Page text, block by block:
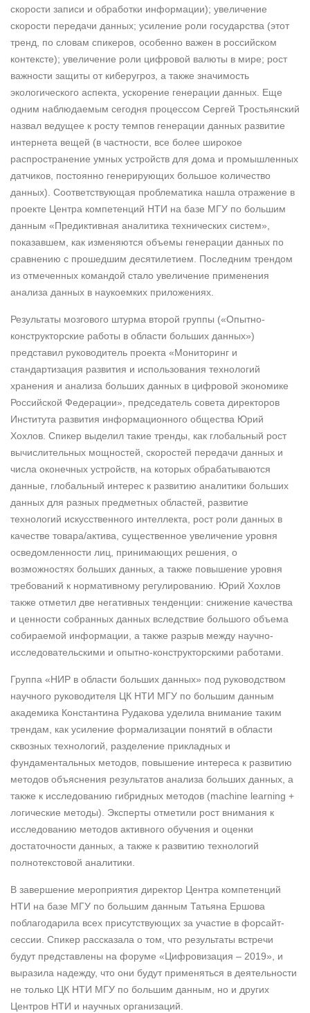
скорости записи и обработки информации); увеличение
скорости передачи данных; усиление роли государства (этот
тренд, по словам спикеров, особенно важен в российском
контексте); увеличение роли цифровой валюты в мире; рост
важности защиты от киберугроз, а также значимость
экологического аспекта, ускорение генерации данных. Еще
одним наблюдаемым сегодня процессом Сергей Тростьянский
назвал ведущее к росту темпов генерации данных развитие
интернета вещей (в частности, все более широкое
распространение умных устройств для дома и промышленных
датчиков, постоянно генерирующих большое количество
данных). Соответствующая проблематика нашла отражение в
проекте Центра компетенций НТИ на базе МГУ по большим
данным «Предиктивная аналитика технических систем»,
показавшем, как изменяются объемы генерации данных по
сравнению с прошедшим десятилетием. Последним трендом
из отмеченных командой стало увеличение применения
анализа данных в наукоемких приложениях.
Результаты мозгового штурма второй группы («Опытно-
конструкторские работы в области больших данных»)
представил руководитель проекта «Мониторинг и
стандартизация развития и использования технологий
хранения и анализа больших данных в цифровой экономике
Российской Федерации», председатель совета директоров
Института развития информационного общества Юрий
Хохлов. Спикер выделил такие тренды, как глобальный рост
вычислительных мощностей, скоростей передачи данных и
числа оконечных устройств, на которых обрабатываются
данные, глобальный интерес к развитию аналитики больших
данных для разных предметных областей, развитие
технологий искусственного интеллекта, рост роли данных в
качестве товара/актива, существенное увеличение уровня
осведомленности лиц, принимающих решения, о
возможностях больших данных, а также повышение уровня
требований к нормативному регулированию. Юрий Хохлов
также отметил две негативных тенденции: снижение качества
и ценности собранных данных вследствие большого объема
собираемой информации, а также разрыв между научно-
исследовательскими и опытно-конструкторскими работами.
Группа «НИР в области больших данных» под руководством
научного руководителя ЦК НТИ МГУ по большим данным
академика Константина Рудакова уделила внимание таким
трендам, как усиление формализации понятий в области
сквозных технологий, разделение прикладных и
фундаментальных методов, повышение интереса к развитию
методов объяснения результатов анализа больших данных, а
также к исследованию гибридных методов (machine learning +
логические методы). Эксперты отметили рост внимания к
исследованию методов активного обучения и оценки
достаточности данных, а также к развитию технологий
полнотекстовой аналитики.
В завершение мероприятия директор Центра компетенций
НТИ на базе МГУ по большим данным Татьяна Ершова
поблагодарила всех присутствующих за участие в форсайт-
сессии. Спикер рассказала о том, что результаты встречи
будут представлены на форуме «Цифровизация – 2019», и
выразила надежду, что они будут применяться в деятельности
не только ЦК НТИ МГУ по большим данным, но и других
Центров НТИ и научных организаций.